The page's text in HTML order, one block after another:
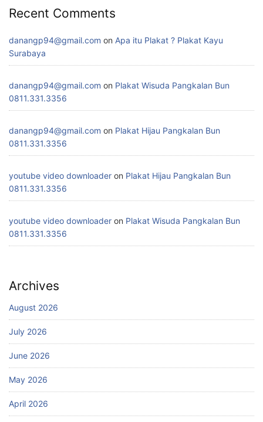
Recent Comments
danangp94@gmail.com on Apa itu Plakat ? Plakat Kayu
Surabaya
danangp94@gmail.com on Plakat Wisuda Pangkalan Bun
0811.331.3356
danangp94@gmail.com on Plakat Hijau Pangkalan Bun
0811.331.3356
youtube video downloader on Plakat Hijau Pangkalan Bun
0811.331.3356
youtube video downloader on Plakat Wisuda Pangkalan Bun
0811.331.3356
Archives
August 2026
July 2026
June 2026
May 2026
April 2026